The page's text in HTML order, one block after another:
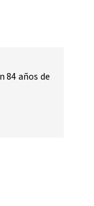
84 años de